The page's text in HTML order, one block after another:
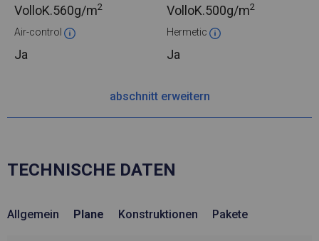
VolloK.560g/m2 VolloK.500g/m2
Air-control
Ja
Hermetic
Ja
abschnitt erweitern
TECHNISCHE DATEN
Allgemein Plane Konstruktionen Pakete